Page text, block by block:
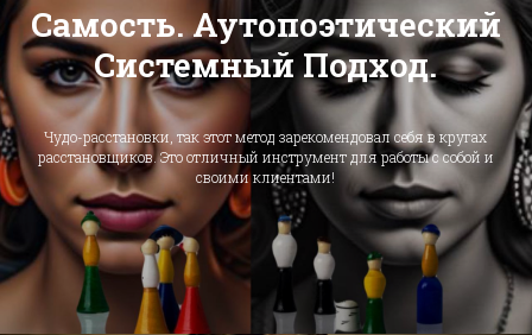
Самость. Аутопоэтический
Системный Подход.
Чудо-расстановки, так этот метод зарекомендовал себя в кругах
расстановщиков. Это отличный инструмент для работы с собой и
своими клиентами!